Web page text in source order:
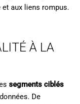
et aux liens rompus.
À LA
segments ciblés
De